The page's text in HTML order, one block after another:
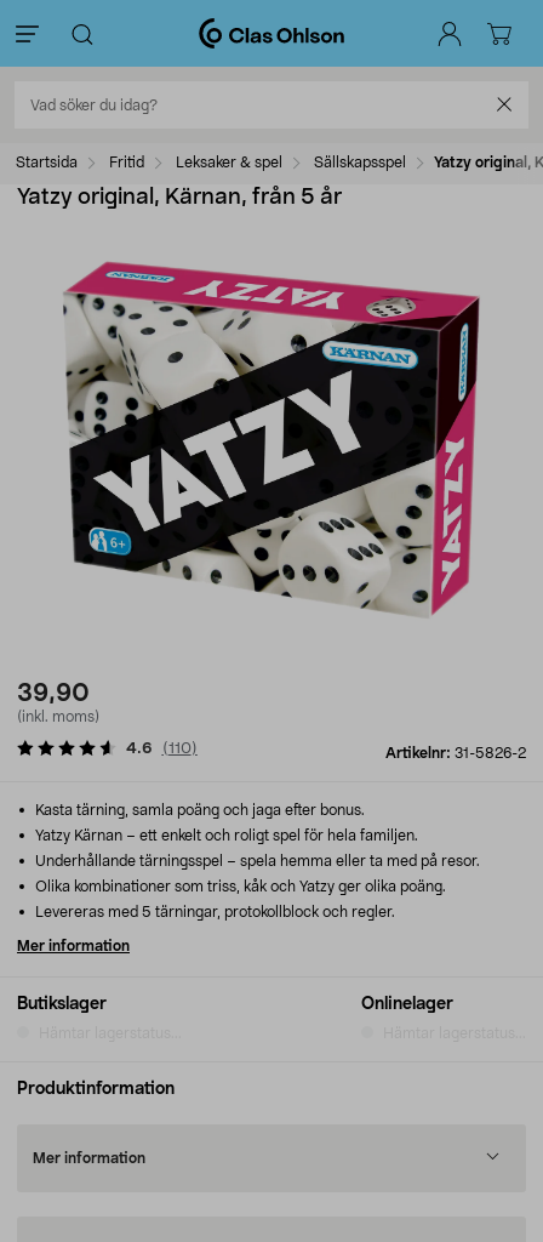
Startsida Fritid Leksaker & spel Sällskapsspel Yatzy original,
Yatzy original, Kärnan, från 5 år
39,90
(inkl. moms)
Artikelnr: 31-5826-2
4.6 (110)
Butikslager Onlinelager
Kasta tärning, samla poäng och jaga efter bonus.
Yatzy Kärnan – ett enkelt och roligt spel för hela familjen.
Underhållande tärningsspel – spela hemma eller ta med på resor.
Olika kombinationer som triss, kåk och Yatzy ger olika poäng.
Levereras med 5 tärningar, protokollblock och regler.
Mer information
Produktinformation
Mer information